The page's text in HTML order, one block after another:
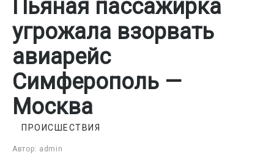
Пьяная пассажирка
угрожала взорвать
авиарейс
Симферополь —
Москва
Автор: admin
ПРОИСШЕСТВИЯ